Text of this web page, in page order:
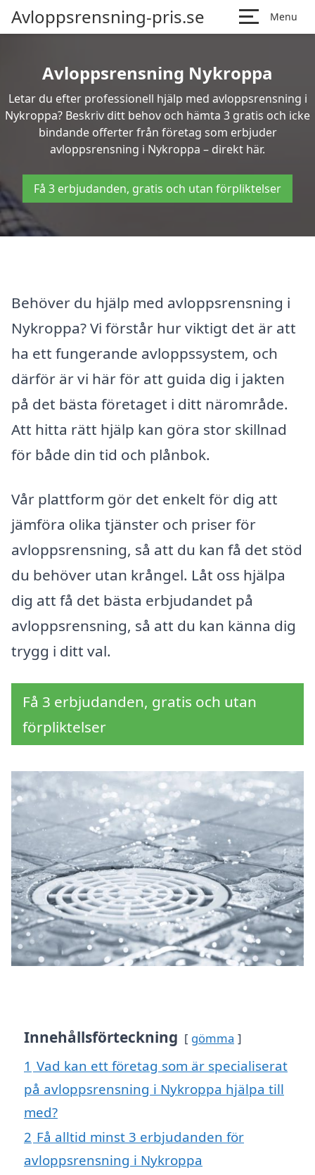
Avloppsrensning-pris.se Menu
Avloppsrensning Nykroppa
Letar du efter professionell hjälp med avloppsrensning i
Nykroppa? Beskriv ditt behov och hämta 3 gratis och icke
bindande offerter från företag som erbjuder
avloppsrensning i Nykroppa – direkt här.
Få 3 erbjudanden, gratis och utan förpliktelser
Behöver du hjälp med avloppsrensning i
Nykroppa? Vi förstår hur viktigt det är att
ha ett fungerande avloppssystem, och
därför är vi här för att guida dig i jakten
på det bästa företaget i ditt närområde.
Att hitta rätt hjälp kan göra stor skillnad
för både din tid och plånbok.
Vår plattform gör det enkelt för dig att
jämföra olika tjänster och priser för
avloppsrensning, så att du kan få det stöd
du behöver utan krångel. Låt oss hjälpa
dig att få det bästa erbjudandet på
avloppsrensning, så att du kan känna dig
trygg i ditt val.
Få 3 erbjudanden, gratis och utan
förpliktelser
Innehållsförteckning gömma
1 Vad kan ett företag som är specialiserat
på avloppsrensning i Nykroppa hjälpa till
med?
2 Få alltid minst 3 erbjudanden för
avloppsrensning i Nykroppa